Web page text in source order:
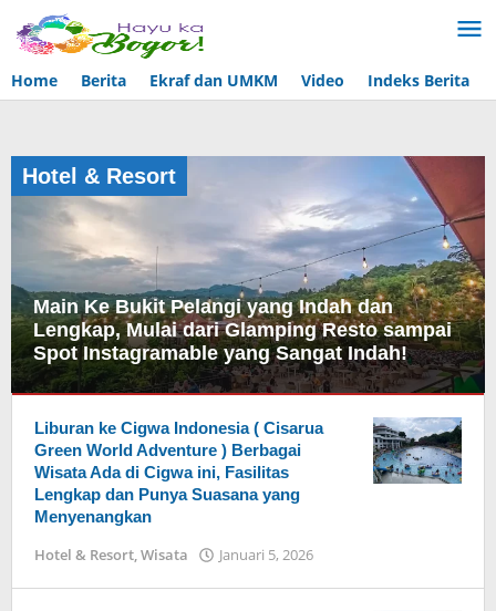
Lewati
ke
konten
Home
Berita Ekraf dan UMKM Video Indeks Berita
Main Ke Bukit Pelangi yang Indah dan
Lengkap, Mulai dari Glamping Resto sampai
Spot Instagramable yang Sangat Indah!
Resort,
Wisata
Mei
2026
Hotel & Resort
Liburan ke Cigwa Indonesia ( Cisarua
Green World Adventure ) Berbagai
Wisata Ada di Cigwa ini, Fasilitas
Lengkap dan Punya Suasana yang
Menyenangkan
Hotel & Resort,Wisata Januari 5, 2026